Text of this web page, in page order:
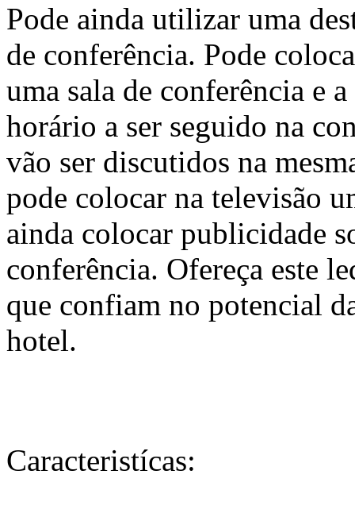
Pode ainda utilizar uma
de conferência. Pode
uma sala de conferência e
horário a ser seguido na
vão ser discutidos na
pode colocar na televisão
ainda colocar publicidade
conferência. Ofereça este
que confiam no potencial
hotel.
Caracteristícas: